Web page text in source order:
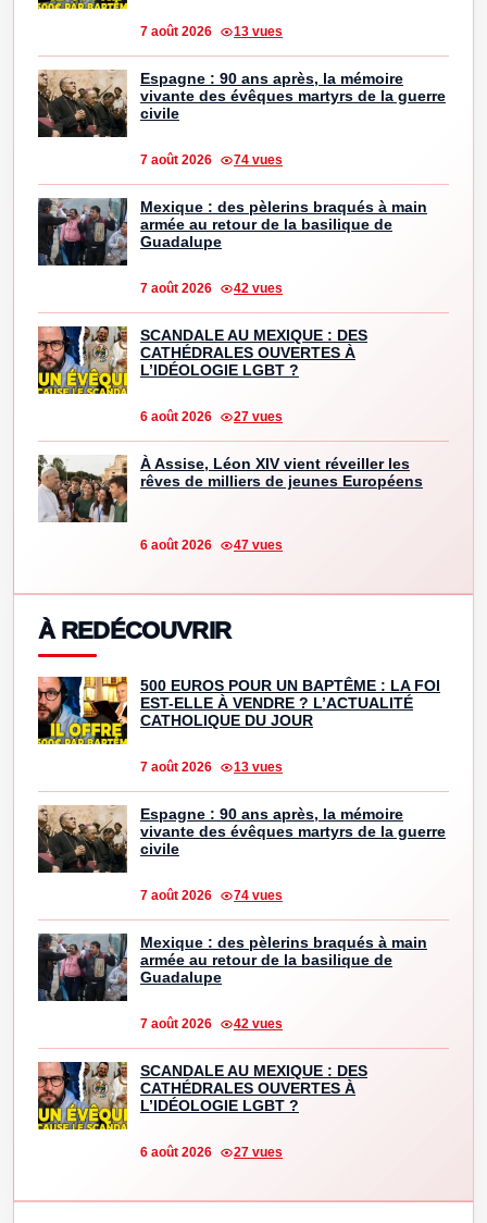
7 août 2026 13 vues
Espagne : 90 ans après, la mémoire
vivante des évêques martyrs de la guerre
civile
7 août 2026 74 vues
Mexique : des pèlerins braqués à main
armée au retour de la basilique de
Guadalupe
7 août 2026 42 vues
SCANDALE AU MEXIQUE : DES
CATHÉDRALES OUVERTES À
L’IDÉOLOGIE LGBT ?
6 août 2026 27 vues
À Assise, Léon XIV vient réveiller les
rêves de milliers de jeunes Européens
6 août 2026 47 vues
À REDÉCOUVRIR
500 EUROS POUR UN BAPTÊME : LA FOI
EST-ELLE À VENDRE ? L’ACTUALITÉ
CATHOLIQUE DU JOUR
7 août 2026 13 vues
Espagne : 90 ans après, la mémoire
vivante des évêques martyrs de la guerre
civile
7 août 2026 74 vues
Mexique : des pèlerins braqués à main
armée au retour de la basilique de
Guadalupe
7 août 2026 42 vues
SCANDALE AU MEXIQUE : DES
CATHÉDRALES OUVERTES À
L’IDÉOLOGIE LGBT ?
6 août 2026 27 vues